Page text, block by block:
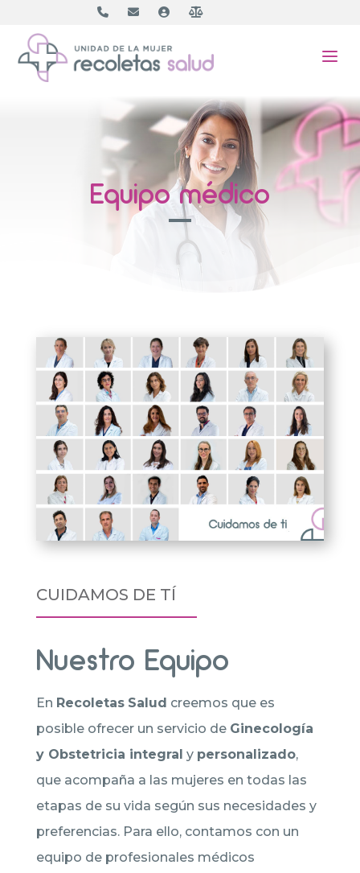
a
Equipo médico
CUIDAMOS DE TÍ
Nuestro Equipo
En Recoletas Salud creemos que es
posible ofrecer un servicio de Ginecología
y Obstetricia integral y personalizado,
que acompaña a las mujeres en todas las
etapas de su vida según sus necesidades y
preferencias. Para ello, contamos con un
equipo de profesionales médicos